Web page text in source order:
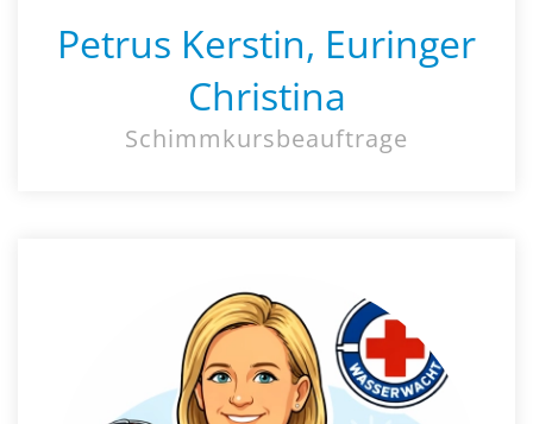
Petrus Kerstin, Euringer
Christina
Schimmkursbeauftrage